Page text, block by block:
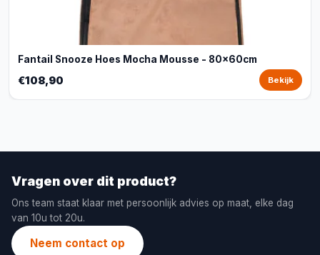
Fantail Snooze Hoes Mocha Mousse - 80x60cm
€108,90 Bekijk
Vragen over dit product?
Ons team staat klaar met persoonlijk advies op maat, elke dag
van 10u tot 20u.
Neem contact op